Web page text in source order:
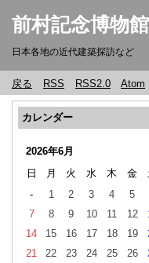
前村記念博物
日本各地の近代建築探訪など
戻る RSS RSS2.0 Atom
カレンダー
2026年6月
日
月 火 水 木 金
-
1 2 3 4 5
7
8 9 10 11 12
14
15 16 17 18 19
21
22 23 24 25 26